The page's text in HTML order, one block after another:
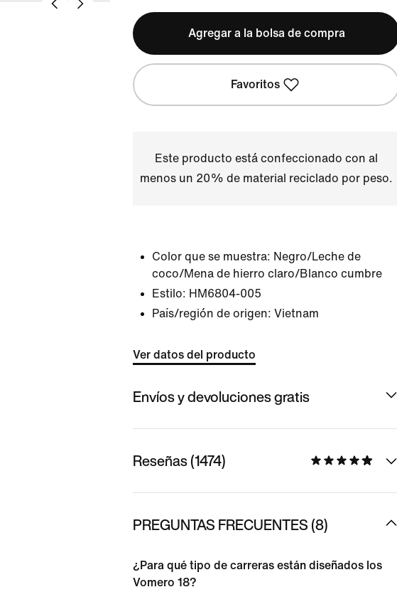
Agregar a la bolsa de compra
Favoritos
Este producto está confeccionado con al
menos un 20% de material reciclado por peso.
Color que se muestra: Negro/Leche de
coco/Mena de hierro claro/Blanco cumbre
Estilo: HM6804-005
País/región de origen: Vietnam
Ver datos del producto
Envíos y devoluciones gratis
Reseñas (1474)
PREGUNTAS FRECUENTES (8)
¿Para qué tipo de carreras están diseñados los
Vomero 18?